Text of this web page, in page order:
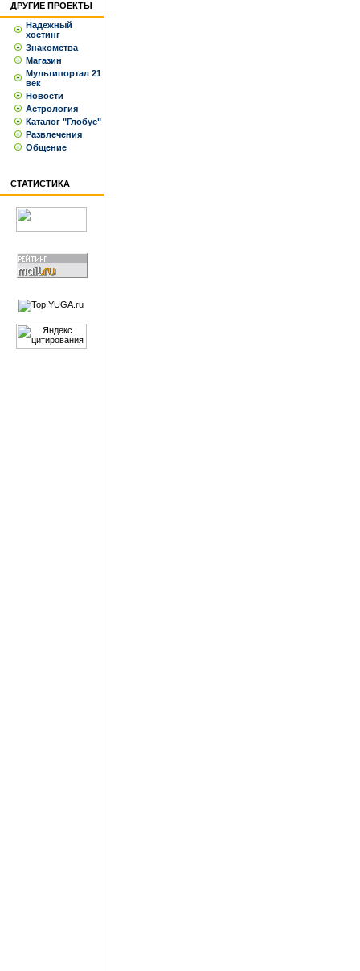
ДРУГИЕ ПРОЕКТЫ
Надежный
хостинг
Знакомства
Магазин
Мультипортал 21
век
Новости
Астрология
Каталог "Глобус"
Развлечения
Общение
СТАТИСТИКА